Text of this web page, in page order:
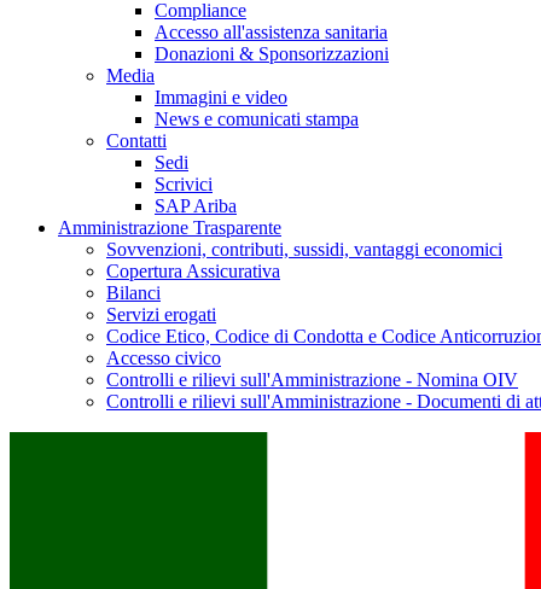
Compliance
Accesso all'assistenza sanitaria
Donazioni & Sponsorizzazioni
Media
Immagini e video
News e comunicati stampa
Contatti
Sedi
Scrivici
SAP Ariba
Amministrazione Trasparente
Sovvenzioni, contributi, sussidi, vantaggi economici
Copertura Assicurativa
Bilanci
Servizi erogati
Codice Etico, Codice di Condotta e Codice
Accesso civico
Controlli e rilievi sull'Amministrazione - Nomina OIV
Controlli e rilievi sull'Amministrazione - Documenti di